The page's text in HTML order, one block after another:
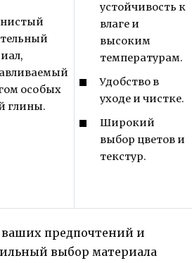
особых
глины.
устойчивость к
влаге и
высоким
температурам.
Удобство в
уходе и чистке.
Широкий
выбор цветов и
текстур.
предпочтений и
выбор материала